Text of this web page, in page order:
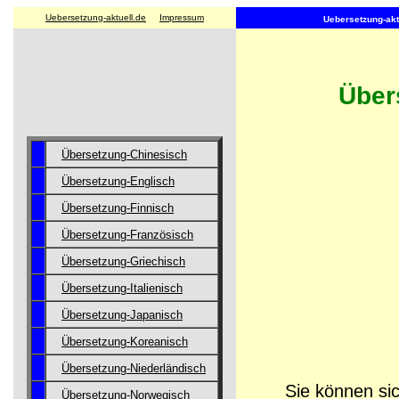
Uebersetzung-aktuell.de Impressum Uebersetzung-
Übersetzung-Chinesisch
Übersetzung-Englisch
Übersetzung-Finnisch
Übersetzung-Französisch
Übersetzung-Griechisch
Übersetzung-Italienisch
Übersetzung-Japanisch
Übersetzung-Koreanisch
Übersetzung-Niederländisch
Übersetzung-Norwegisch
Sie können